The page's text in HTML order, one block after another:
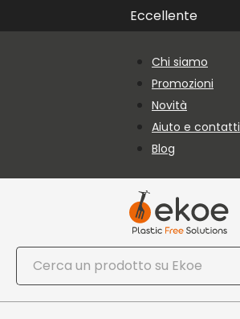
Vai al contenuto principale
Vai al piè di paginaEccellente
Chi siamo
Promozioni
Novità
Aiuto e contatti
Blog
Cerca